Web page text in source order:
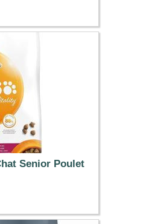
€
Senior Poulet
€